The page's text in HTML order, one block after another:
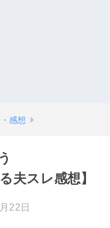
感想
夫スレ感想】
22日